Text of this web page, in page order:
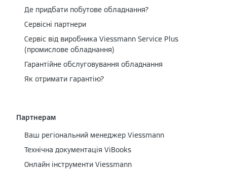
Де придбати побутове обладнання?
Сервісні партнери
Cервіс від виробника Viessmann Service Plus
(промислове обладнання)
Гарантійне обслуговування обладнання
Як отримати гарантію?
Партнерам
Ваш регіональний менеджер Viessmann
Технічна документація ViBooks
Онлайн інструменти Viessmann